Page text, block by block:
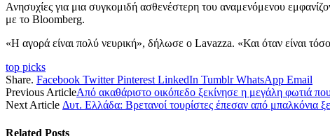
Ανησυχίες για μια συγκομιδή ασθενέστερη του αναμενόμενου
με το Bloomberg.
«Η αγορά είναι πολύ νευρική», δήλωσε ο Lavazza. «Και όταν είναι
top picks
Share. Facebook Twitter Pinterest LinkedIn Tumblr WhatsApp Email
Previous ArticleΑπό ακαθάριστο οικόπεδο ξεκίνησε η μεγάλη φωτιά
Next Article Δυτ. Ελλάδα: Βρετανοί τουρίστες έπεσαν από μπαλκόνια
Related Posts